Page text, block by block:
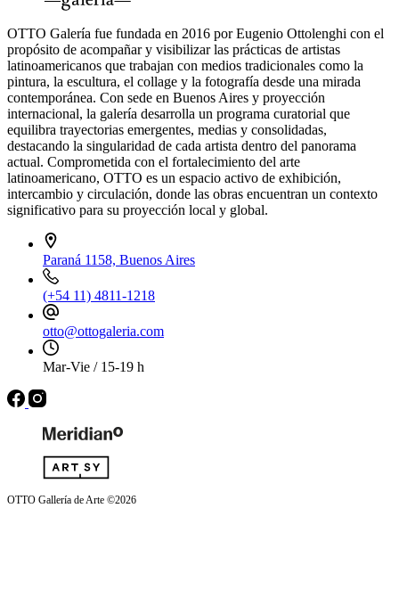
OTTO Galería fue fundada en 2016 por Eugenio Ottolenghi con el
propósito de acompañar y visibilizar las prácticas de artistas
latinoamericanos que trabajan con medios tradicionales como la
pintura, la escultura, el collage y la fotografía desde una mirada
contemporánea. Con sede en Buenos Aires y proyección
internacional, la galería desarrolla un programa curatorial que
equilibra trayectorias emergentes, medias y consolidadas,
destacando la singularidad de cada artista dentro del panorama
actual. Comprometida con el fortalecimiento del arte
latinoamericano, OTTO es un espacio activo de exhibición,
intercambio y circulación, donde las obras encuentran un contexto
significativo para su proyección local y global.
Paraná 1158, Buenos Aires
(+54 11) 4811-1218
otto@ottogaleria.com
Mar-Vie / 15-19 h
OTTO Gallería de Arte ©2026